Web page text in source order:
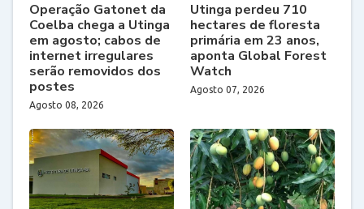
Operação Gatonet da
Coelba chega a Utinga
em agosto; cabos de
internet irregulares
serão removidos dos
postes
Agosto 08, 2026
Utinga perdeu 710
hectares de floresta
primária em 23 anos,
aponta Global Forest
Watch
Agosto 07, 2026